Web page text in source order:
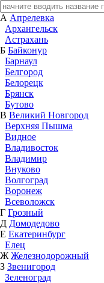
А Апрелевка
Архангельск
Астрахань
Б Байконур
Барнаул
Белгород
Белорецк
Брянск
Бутово
В Великий Новгород
Верхняя Пышма
Видное
Владивосток
Владимир
Внуково
Волгоград
Воронеж
Всеволожск
Г Грозный
Д Домодедово
Е Екатеринбург
Елец
Ж Железнодорожный
З Звенигород
Зеленоград